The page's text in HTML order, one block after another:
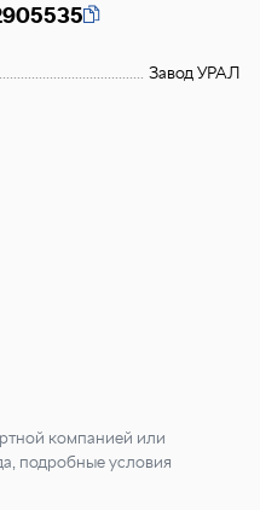
Завод УРАЛ
компанией или
подробные условия